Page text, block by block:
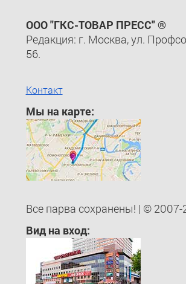
ООО "ГКС-ТОВАР ПРЕСС" ®
Редакция: г. Москва, ул.
56.
Контакт
Мы на карте:
Все парва сохранены! | © 2007-
Вид на вход: